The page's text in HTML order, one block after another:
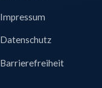
Impressum
Datenschutz
Barrierefreiheit